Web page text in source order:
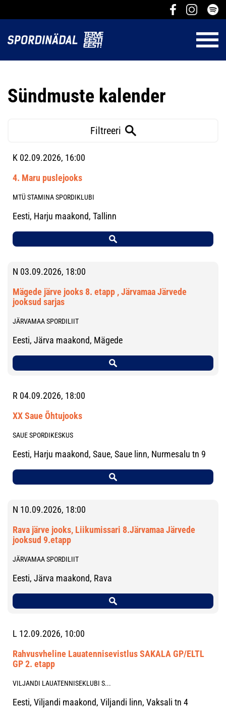
Sündmuste kalender
Filtreeri
K 02.09.2026, 16:00
4. Maru puslejooks
MTÜ STAMINA SPORDIKLUBI
Eesti, Harju maakond, Tallinn
N 03.09.2026, 18:00
Mägede järve jooks 8. etapp , Järvamaa Järvede
jooksud sarjas
JÄRVAMAA SPORDILIIT
Eesti, Järva maakond, Mägede
R 04.09.2026, 18:00
XX Saue Õhtujooks
SAUE SPORDIKESKUS
Eesti, Harju maakond, Saue, Saue linn, Nurmesalu tn 9
N 10.09.2026, 18:00
Rava järve jooks, Liikumissari 8.Järvamaa Järvede
jooksud 9.etapp
JÄRVAMAA SPORDILIIT
Eesti, Järva maakond, Rava
L 12.09.2026, 10:00
Rahvusvheline Lauatennisevistlus SAKALA GP/ELTL
GP 2. etapp
VILJANDI LAUATENNISEKLUBI S...
Eesti, Viljandi maakond, Viljandi linn, Vaksali tn 4